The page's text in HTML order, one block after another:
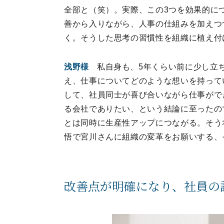
全部と（笑）。実際、この3つを効果的に
善から入りながら、人事の仕組みを加え
く。そうした思考の習慣性を組織に植え
浅野様
私自身も、5年くらい前に少し立
え、仕事についてどのような想いを持っ
して、社員同士が喜び合いながら仕事が
る会社でありたい、という結論に至った
とは同時に生産性アップにつながる。そ
悟で宮川さんに組織の変革をお願いする
改善点が明確になり、社員